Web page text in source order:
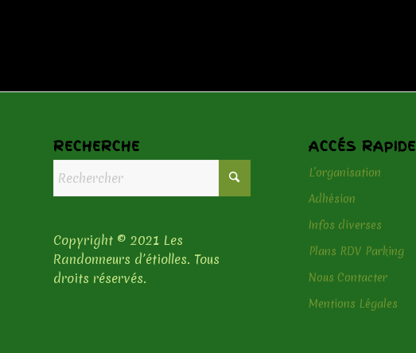
RECHERCHE
Copyright © 2021 Les
Randonneurs d’étiolles. Tous
droits réservés.
ACCÉS RAPIDE
L’organisation
Adhésion
Infos diverses
Plans RDV Parking
Nous Contacter
Mentions Légales